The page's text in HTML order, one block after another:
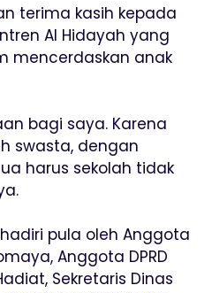
terima kasih kepada
Al Hidayah yang
mencerdaskan anak
bagi saya. Karena
swasta, dengan
harus sekolah tidak
pula oleh Anggota
Anggota DPRD
Sekretaris Dinas